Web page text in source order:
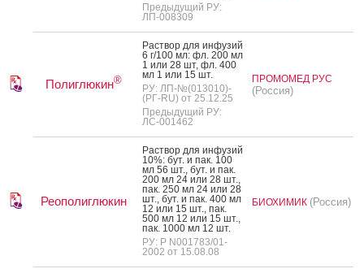
Предыдущий РУ:
ЛП-008309
Полиглюкин®
Рас­твор для ин­фу­зий
6 г/100 мл: фл. 200 мл
1 или 28 шт, фл. 400
мл 1 или 15 шт.
РУ: ЛП-№(013010)-
(РГ-RU) от 25.12.25
Предыдущий РУ:
ЛС-001462
ПРОМОМЕД РУС
(Россия)
Реополиглюкин
Рас­твор для ин­фу­зий
10%: бут. и пак. 100
мл 56 шт., бут. и пак.
200 мл 24 или 28 шт.,
пак. 250 мл 24 или 28
шт., бут. и пак. 400 мл
12 или 15 шт., пак.
500 мл 12 или 15 шт.,
пак. 1000 мл 12 шт.
РУ: Р N001783/01-
2002 от 15.08.08
БИОХИМИК (Россия)